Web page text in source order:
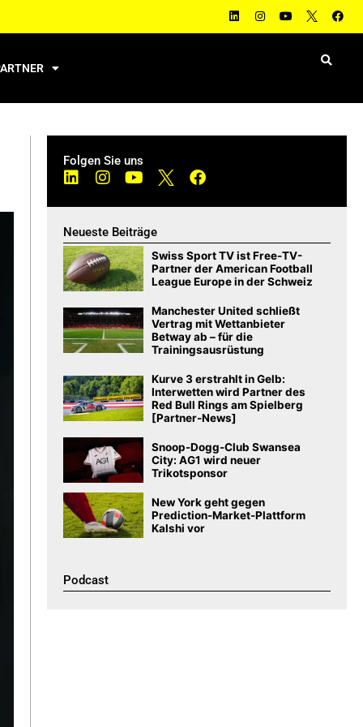
Folgen Sie uns
Neueste Beiträge
Swiss Sport TV ist Free-TV-
Partner der American Football
League Europe in der Schweiz
Manchester United schließt
Vertrag mit Wettanbieter
Betway ab – für die
Trainingsausrüstung
Kurve 3 erstrahlt in Gelb:
Interwetten wird Partner des
Red Bull Rings am Spielberg
[Partner-News]
Snoop-Dogg-Club Swansea
City: AG1 wird neuer
Trikotsponsor
New York geht gegen
Prediction-Market-Plattform
Kalshi vor
Podcast​